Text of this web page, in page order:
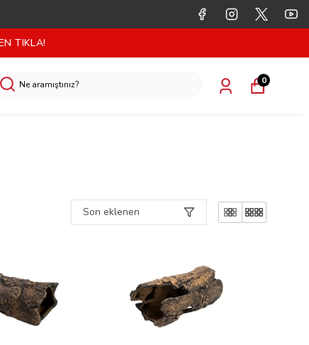
TIKLA!
0
Son eklenen